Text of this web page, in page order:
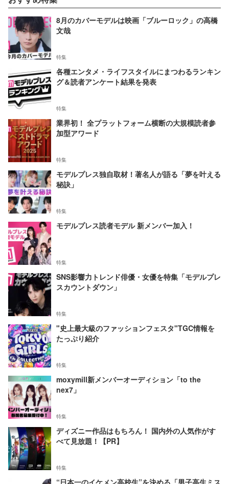
8月のカバーモデルは映画「ブルーロック」の高橋
文哉
特集
各種エンタメ・ライフスタイルにまつわるランキン
グ＆読者アンケート結果を発表
特集
業界初！ 全プラットフォーム横断の大規模読者参
加型アワード
特集
モデルプレス独自取材！著名人が語る「夢を叶える
秘訣」
特集
モデルプレス読者モデル 新メンバー加入！
特集
SNS影響力トレンド俳優・女優を特集「モデルプレ
スカウントダウン」
特集
"史上最大級のファッションフェスタ"TGC情報を
たっぷり紹介
特集
moxymill新メンバーオーディション「to the
nex7」
特集
ディズニー作品はもちろん！ 国内外の人気作がす
べて見放題！【PR】
特集